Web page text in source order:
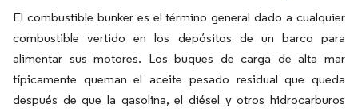
El combustible bunker es el término general dado a cualquier
combustible vertido en los depósitos de un barco para
alimentar sus motores. Los buques de carga de alta mar
típicamente queman el aceite pesado residual que queda
después de que la gasolina, el diésel y otros hidrocarburos